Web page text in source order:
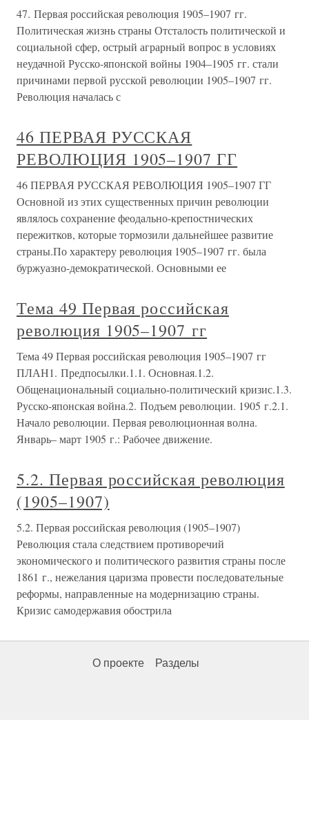
47. Первая российская революция 1905–1907 гг.
Политическая жизнь страны Отсталость политической и
социальной сфер, острый аграрный вопрос в условиях
неудачной Русско-японской войны 1904–1905 гг. стали
причинами первой русской революции 1905–1907 гг.
Революция началась с
46 ПЕРВАЯ РУССКАЯ
РЕВОЛЮЦИЯ 1905–1907 ГГ
46 ПЕРВАЯ РУССКАЯ РЕВОЛЮЦИЯ 1905–1907 ГГ
Основной из этих существенных причин революции
являлось сохранение феодально-крепостнических
пережитков, которые тормозили дальнейшее развитие
страны.По характеру революция 1905–1907 гг. была
буржуазно-демократической. Основными ее
Тема 49 Первая российская
революция 1905–1907 гг
Тема 49 Первая российская революция 1905–1907 гг
ПЛАН1. Предпосылки.1.1. Основная.1.2.
Общенациональный социально-политический кризис.1.3.
Русско-японская война.2. Подъем революции. 1905 г.2.1.
Начало революции. Первая революционная волна.
Январь– март 1905 г.: Рабочее движение.
5.2. Первая российская революция
(1905–1907)
5.2. Первая российская революция (1905–1907)
Революция стала следствием противоречий
экономического и политического развития страны после
1861 г., нежелания царизма провести последовательные
реформы, направленные на модернизацию страны.
Кризис самодержавия обострила
О проекте Разделы